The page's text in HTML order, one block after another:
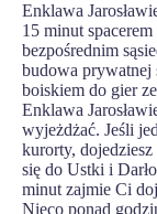
Enklawa
15 minut
bezpośrednim
budowa prywatnej
boiskiem do gier
Enklawa
wyjeżdżać. Jeśli
kurorty, dojedziesz
się do Ustki i
minut zajmie Ci
Nieco ponad